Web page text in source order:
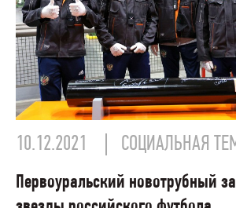
10.12.2021 СОЦИАЛЬНАЯ
Первоуральский новотрубный